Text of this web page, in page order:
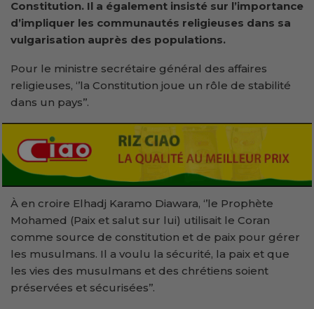
Constitution. Il a également insisté sur l’importance
d’impliquer les communautés religieuses dans sa
vulgarisation auprès des populations.
Pour le ministre secrétaire général des affaires
religieuses, ‘’la Constitution joue un rôle de stabilité
dans un pays’’.
À en croire Elhadj Karamo Diawara, ‘’le Prophète
Mohamed (Paix et salut sur lui) utilisait le Coran
comme source de constitution et de paix pour gérer
les musulmans. Il a voulu la sécurité, la paix et que
les vies des musulmans et des chrétiens soient
préservées et sécurisées’’.